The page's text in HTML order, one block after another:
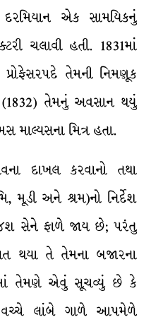
એક સામયિકનું
ચલાવી હતી. 1831માં
પ્રોફેસરપદે તેમની નિમણૂક
તેમનું અવસાન થયું
માલ્યસના મિત્ર હતા.
દાખલ કરવાનો તથા
મૂડી અને શ્રમ)નો નિર્દેશ
જશ સેને ફાળે જાય છે; પરંતુ
થયા તે તેમના બજારના
તેમણે એવું સૂચવ્યું છે કે
વચ્ચે લાંબે ગાળે આપમેળે